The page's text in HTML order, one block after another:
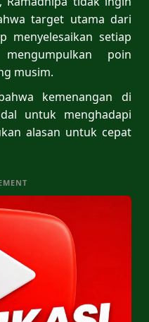
target utama dari
menyelesaikan setiap
poin
musim.
kemenangan di
untuk menghadapi
alasan untuk cepat